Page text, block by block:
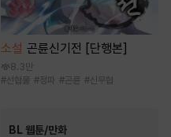
소설 곤륜신기전 [단행본]
8.3만
#선협물 #정파 #곤륜 #신무협
BL 웹툰/만화